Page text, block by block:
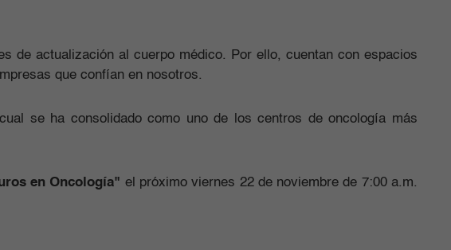
de actualización al cuerpo médico. Por ello, cuentan con espacios
que confían en nosotros.
se ha consolidado como uno de los centros de oncología más
en Oncología" el próximo viernes 22 de noviembre de 7:00 a.m.